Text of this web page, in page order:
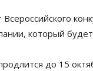
который
до 15